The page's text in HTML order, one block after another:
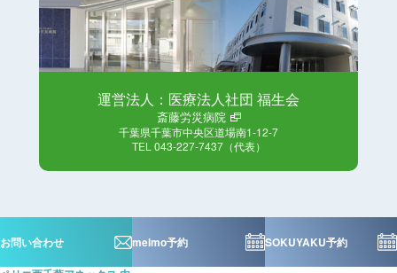
運営法人：医療法人社団 福生会
斎藤労災病院
千葉県千葉市中央区道場南1-12-7
TEL 043-227-7437（代表）
お問い合わせ melmo予約
SOKUYAKU予約